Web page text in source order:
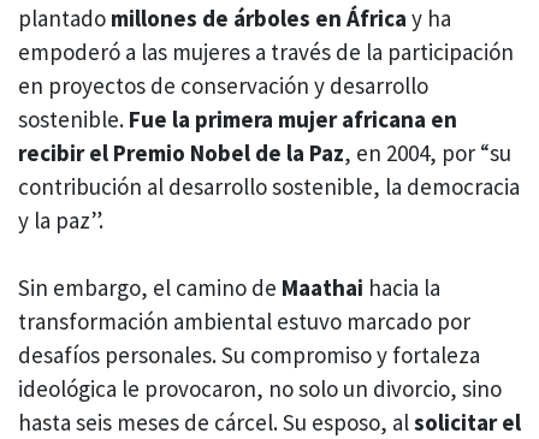
plantado millones de árboles en África y ha
empoderó a las mujeres a través de la participación
en proyectos de conservación y desarrollo
sostenible. Fue la primera mujer africana en
recibir el Premio Nobel de la Paz, en 2004, por “su
contribución al desarrollo sostenible, la democracia
y la paz”.
Sin embargo, el camino de Maathai hacia la
transformación ambiental estuvo marcado por
desafíos personales. Su compromiso y fortaleza
ideológica le provocaron, no solo un divorcio, sino
hasta seis meses de cárcel. Su esposo, alsolicitar el